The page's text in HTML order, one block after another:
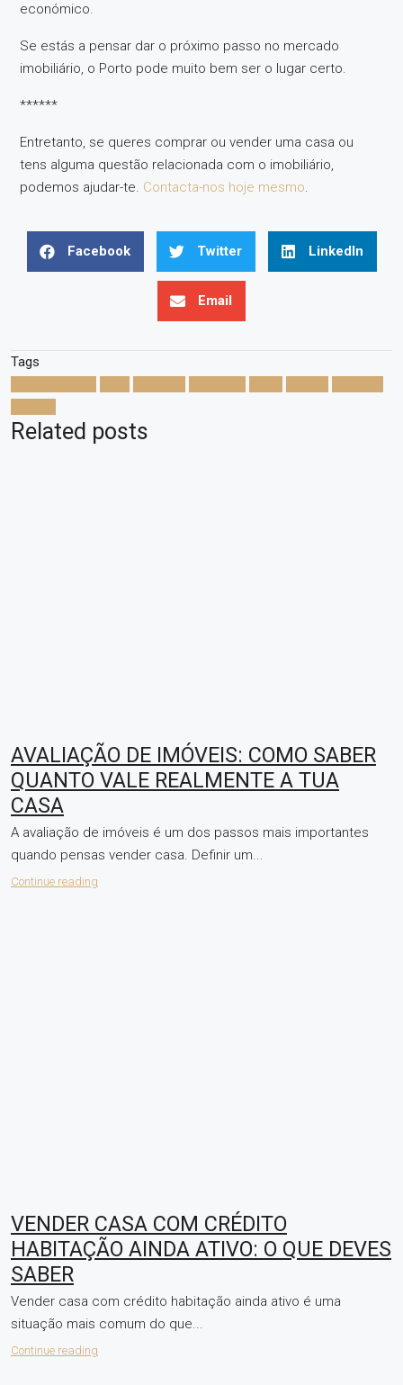
económico.
Se estás a pensar dar o próximo passo no mercado
imobiliário, o Porto pode muito bem ser o lugar certo.
******
Entretanto, se queres comprar ou vender uma casa ou
tens alguma questão relacionada com o imobiliário,
podemos ajudar-te. Contacta-nos hoje mesmo.
Facebook Twitter LinkedIn
Email
Tags
Related posts
AVALIAÇÃO DE IMÓVEIS: COMO SABER
QUANTO VALE REALMENTE A TUA
CASA
A avaliação de imóveis é um dos passos mais importantes
quando pensas vender casa. Definir um...
Continue reading
VENDER CASA COM CRÉDITO
HABITAÇÃO AINDA ATIVO: O QUE DEVES
SABER
Vender casa com crédito habitação ainda ativo é uma
situação mais comum do que...
Continue reading